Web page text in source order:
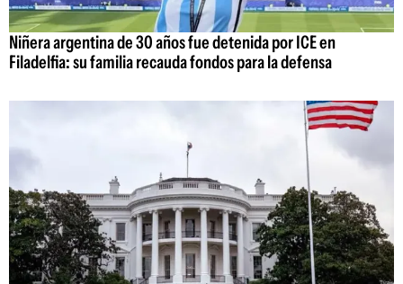
Niñera argentina de 30 años fue detenida por ICE en
Filadelfia: su familia recauda fondos para la defensa